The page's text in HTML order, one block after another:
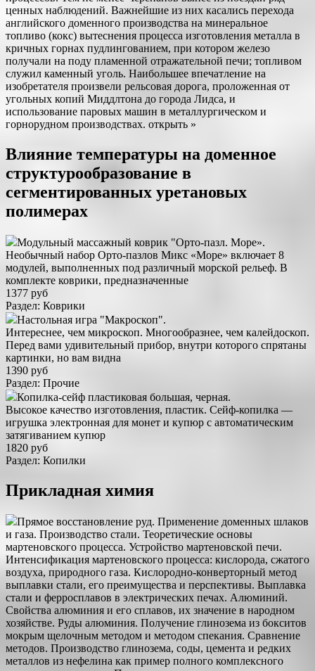
ценных наблюдений. Важнейшие из них касались перехода
английского доменного производства на минеральное
топливо (кокс) вытеснения процесса изготовления металла в
кричных горнах пудлингованием, при котором железо
получали на поду пламенной отражательной печи; топливом
служил каменный уголь. Наибольшее впечатление на
изобретателя произвели рельсовая дорога, проложенная от
угольных копий Миддлтона до города Лидса, и
использование паровых машин в металлургическом и
горнорудном производствах. открыть »
Влияние температуры на доменное
структурообразование в
сегментированных уретановых
полимерах
Модульный массажный коврик "Орто-пазл. Море».
Необычный набор Орто-пазлов Микс «Море» включает 8
модулей, выполненных под различный морской рельеф. В
комплекте коврики, предназначенные
1377 руб
Раздел: Коврики
Настольная игра "Макроскоп".
Интереснее, чем микроскоп. Многообразнее, чем калейдоскоп.
Перед вами удивительный прибор, внутри которого спрятаны
картинки, но вам видна
1390 руб
Раздел: Прочие
Копилка-сейф пластиковая большая, черная.
Высокое качество изготовления, пластик. Сейф-копилка —
игрушка электронная для монет и купюр с автоматическим
затягиванием купюр
1820 руб
Раздел: Копилки
Прикладная химия
Прямое восстановление руд. Применение доменных шлаков
и газа. Производство стали. Теоретические основы
мартеновского процесса. Устройство мартеновской печи.
Интенсификация мартеновского процесса: кислорода, сжатого
воздуха, природного газа. Кислородно-конверторный метод
выплавки стали, его преимущества и перспективы. Выплавка
стали и ферросплавов в электрических печах. Алюминий.
Свойства алюминия и его сплавов, их значение в народном
хозяйстве. Руды алюминия. Получение глинозема из бокситов
мокрым щелочным методом и методом спекания. Сравнение
методов. Производство глинозема, соды, цемента и редких
металлов из нефелина как пример полного комплексного